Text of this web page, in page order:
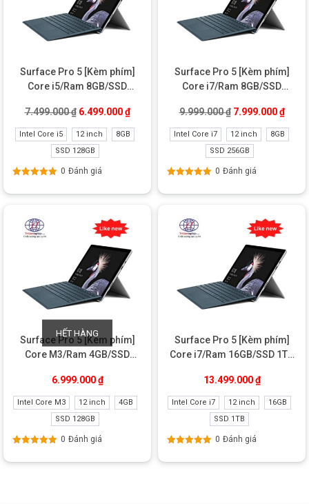
Surface Pro 5 [Kèm phím]
Core i5/Ram 8GB/SSD
7.499.000₫ Giá gốc là: 7.499.000 ₫.
6.499.000₫Giá hiện tại là: 6.499.000 ₫.
Intel Core i5 12 inch
8GB
SSD 128GB
0 Đánh giá
Surface Pro 5 [Kèm phím]
Core i7/Ram 8GB/SSD
9.999.000₫ Giá gốc là:
7.999.000₫Giá
Intel Core i7 12 inch
8GB
SSD 256GB
0 Đánh giá
HẾT HÀNG
Surface Pro 5 [Kèm phím]
Core M3/Ram 4GB/SSD
6.999.000₫
Intel Core M3 12 inch
4GB
SSD 128GB
0 Đánh giá
Surface Pro 5 [Kèm phím]
Core i7/Ram 16GB/SSD 1TB
13.499.000₫
Intel Core i7 12 inch
16GB
SSD 1TB
0 Đánh giá